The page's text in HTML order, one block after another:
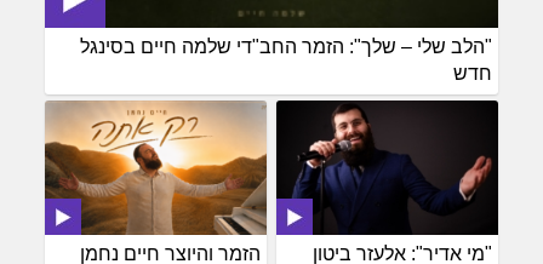
"הלב שלי – שלך": הזמר החב"די שלמה חיים בסינגל
חדש
הזמר והיוצר חיים נחמן
"מי אדיר": אלעזר ביטון